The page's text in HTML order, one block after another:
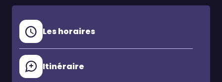
Les horaires
Itinéraire